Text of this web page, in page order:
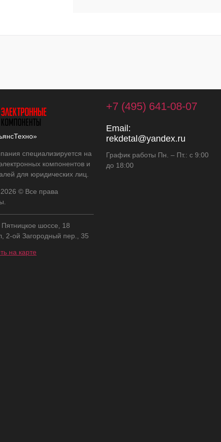
специализируется на
компонентов и
для юридических лиц.
© Все права
Пятницкое шоссе, 18
2-ой Загородный пер., 35
на карте
+7 (495) 641-08-07
Email:
rekdetal@yandex.ru
График работы Пн. – Пт.: с 9:00
до 18:00